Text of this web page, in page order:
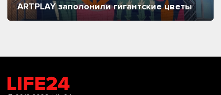
ARTPLAY заполонили гигантские цветы